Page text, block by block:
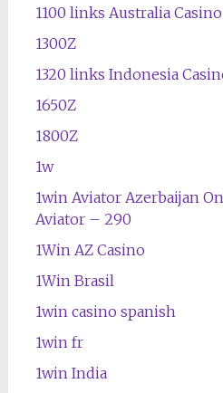
1100 links Australia Casino
1300Z
1320 links Indonesia
1650Z
1800Z
1w
1win Aviator Azerbaijan
Aviator – 290
1Win AZ Casino
1Win Brasil
1win casino spanish
1win fr
1win India